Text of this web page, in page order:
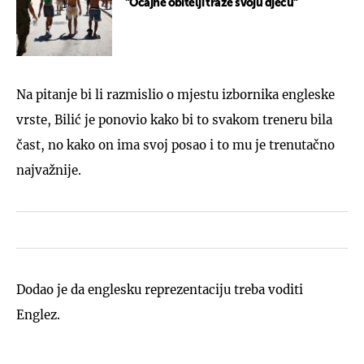
"Očajne obitelji traže svoju djecu"
Na pitanje bi li razmislio o mjestu izbornika engleske
vrste, Bilić je ponovio kako bi to svakom treneru bila
čast, no kako on ima svoj posao i to mu je trenutačno
najvažnije.
Dodao je da englesku reprezentaciju treba voditi
Englez.